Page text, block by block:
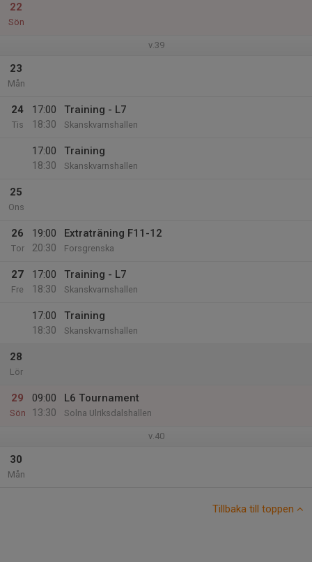
22
Sön
v.39
23
Mån
24
Tis
17:00
18:30
Training - L7
Skanskvarnshallen
17:00
18:30
Training
Skanskvarnshallen
25
Ons
26
Tor
19:00
20:30
Extraträning F11-12
Forsgrenska
27
Fre
17:00
18:30
Training - L7
Skanskvarnshallen
17:00
18:30
Training
Skanskvarnshallen
28
Lör
29
Sön
09:00
13:30
L6 Tournament
Solna Ulriksdalshallen
v.40
30
Mån
Tillbaka till toppen